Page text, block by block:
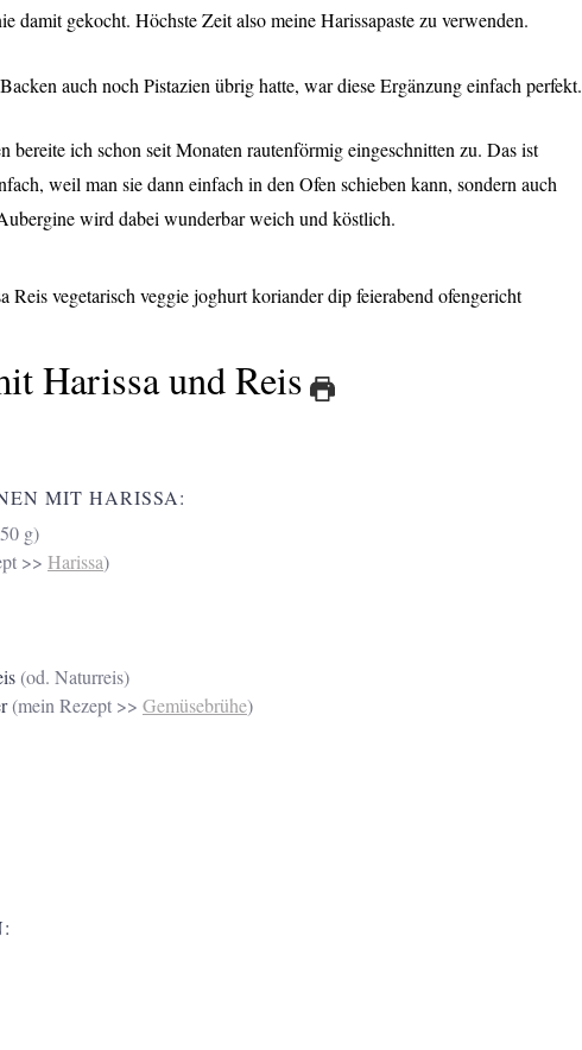
damit gekocht. Höchste Zeit also meine Harissapaste zu verwenden.
auch noch Pistazien übrig hatte, war diese Ergänzung einfach perfekt.
bereite ich schon seit Monaten rautenförmig eingeschnitten zu. Das ist
weil man sie dann einfach in den Ofen schieben kann, sondern auch
wird dabei wunderbar weich und köstlich.
Harissa und Reis
MIT HARISSA:
g)
>> Harissa)
(od. Naturreis)
(mein Rezept >> Gemüsebrühe)